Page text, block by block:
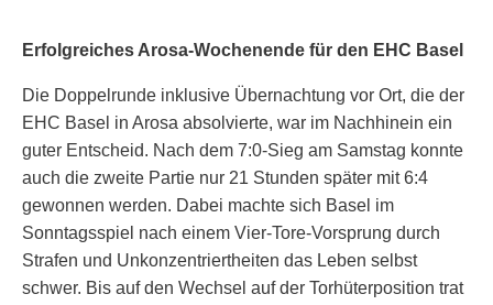
Erfolgreiches Arosa-Wochenende für den EHC Basel
Die Doppelrunde inklusive Übernachtung vor Ort, die der
EHC Basel in Arosa absolvierte, war im Nachhinein ein
guter Entscheid. Nach dem 7:0-Sieg am Samstag konnte
auch die zweite Partie nur 21 Stunden später mit 6:4
gewonnen werden. Dabei machte sich Basel im
Sonntagsspiel nach einem Vier-Tore-Vorsprung durch
Strafen und Unkonzentriertheiten das Leben selbst
schwer. Bis auf den Wechsel auf der Torhüterposition trat